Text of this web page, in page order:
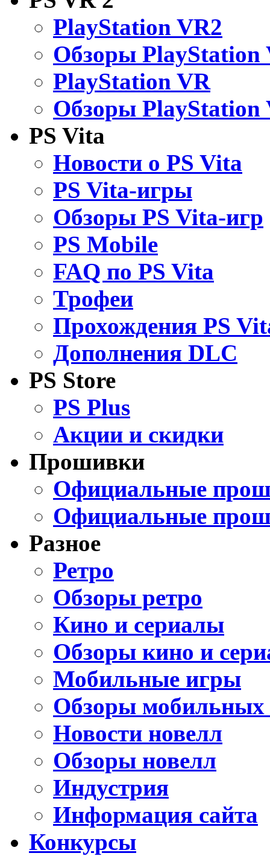
PlayStation VR2
Обзоры PlayStation
PlayStation VR
Обзоры PlayStation
PS Vita
Новости о PS Vita
PS Vita-игры
Обзоры PS Vita-игр
PS Mobile
FAQ по PS Vita
Трофеи
Прохождения PS
Дополнения DLC
PS Store
PS Plus
Акции и скидки
Прошивки
Официальные
Официальные
Разное
Ретро
Обзоры ретро
Кино и сериалы
Обзоры кино и
Мобильные игры
Обзоры мобильных
Новости новелл
Обзоры новелл
Индустрия
Информация сайта
Конкурсы